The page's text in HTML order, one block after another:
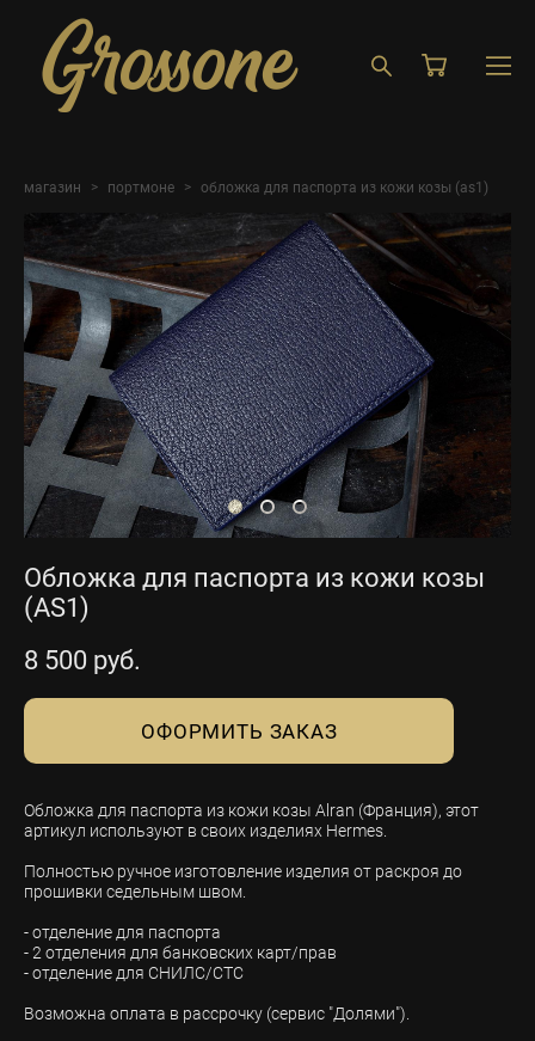
магазин > портмоне > обложка для паспорта из кожи козы (as1)
Обложка для паспорта из кожи козы
(AS1)
8 500 pуб.
ОФОРМИТЬ ЗАКАЗ
Обложка для паспорта из кожи козы Alran (Франция), этот
артикул используют в своих изделиях Hermes.
Полностью ручное изготовление изделия от раскроя до
прошивки седельным швом.
- отделение для паспорта
- 2 отделения для банковских карт/прав
- отделение для СНИЛС/СТС
Возможна оплата в рассрочку (сервис "Долями").